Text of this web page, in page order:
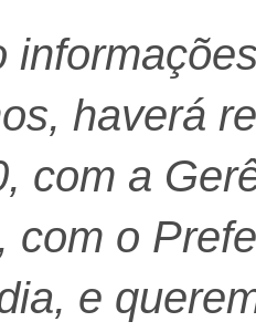
haverá
com a
com o
e